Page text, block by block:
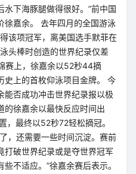
下海豚腿做得很好。”前中国
徐嘉余。 去年四月的全国游泳
该项冠军，离美国选手默菲在
头棒时创造的世界纪录仅差
赛上，徐嘉余以52秒44摘
史上的首枚仰泳项目金牌。 今
能否成功冲击世界纪录报以极
的徐嘉余以最快反应时间出
，最终以52秒72轻松摘冠。
，还需要一些时间沉淀。赛前
打破世界纪录或是夺世界冠军
不适应。”徐嘉余赛后表示。